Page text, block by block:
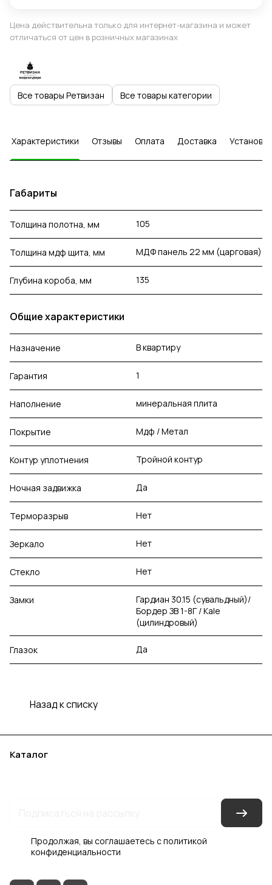
Цена действительна только для интернет-магазина и может
отличаться от цен в розничных магазинах
Все товары Ретвизан Все товары категории
Характеристики Отзывы Оплата Доставка Установка
Габариты
Толщина полотна, мм 105
Толщина мдф щита, мм МДФ панель 22 мм (царговая)
Глубина короба, мм 135
Общие характеристики
Назначение В квартиру
Гарантия 1
Наполнение минеральная плита
Покрытие Мдф / Метал
Контур уплотнения Тройной контур
Ночная задвижка Да
Терморазрыв Нет
Зеркало Нет
Стекло Нет
Замки
Гардиан 30.15 (сувальдный)/
Бордер ЗВ 1-8Г / Kale
(цилиндровый)
Глазок Да
Назад к списку
Каталог
Продолжая, вы соглашаетесь сполитикой
конфиденциальности